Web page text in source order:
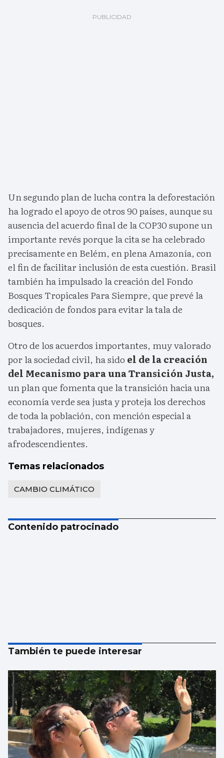
Un segundo plan de lucha contra la deforestación
ha logrado el apoyo de otros 90 países, aunque su
ausencia del acuerdo final de la COP30 supone un
importante revés porque la cita se ha celebrado
precisamente en Belém, en plena Amazonía, con
el fin de facilitar inclusión de esta cuestión. Brasil
también ha impulsado la creación del Fondo
Bosques Tropicales Para Siempre, que prevé la
dedicación de fondos para evitar la tala de
bosques.
Otro de los acuerdos importantes, muy valorado
por la sociedad civil, ha sido el de la creación
del Mecanismo para una Transición Justa,
un plan que fomenta que la transición hacia una
economía verde sea justa y proteja los derechos
de toda la población, con mención especial a
trabajadores, mujeres, indígenas y
afrodescendientes.
Temas relacionados
CAMBIO CLIMÁTICO
Contenido patrocinado
También te puede interesar